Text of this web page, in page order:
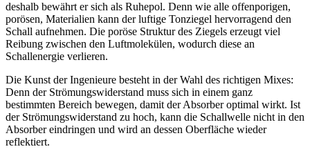
deshalb bewährt er sich als Ruhepol. Denn wie alle offenporigen,
porösen, Materialien kann der luftige Tonziegel hervorragend den
Schall aufnehmen. Die poröse Struktur des Ziegels erzeugt viel
Reibung zwischen den Luftmolekülen, wodurch diese an
Schallenergie verlieren.
Die Kunst der Ingenieure besteht in der Wahl des richtigen Mixes:
Denn der Strömungswiderstand muss sich in einem ganz
bestimmten Bereich bewegen, damit der Absorber optimal wirkt. Ist
der Strömungswiderstand zu hoch, kann die Schallwelle nicht in den
Absorber eindringen und wird an dessen Oberfläche wieder
reflektiert.